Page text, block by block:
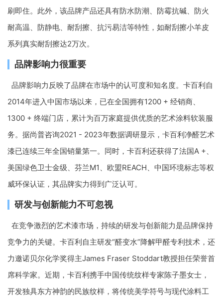
刷即住。此外，该品牌产品还具有防水防潮、防霉抗碱、防火
耐高温、防静电、耐刮擦、抗污易洁等特性，如耐刮擦小羊皮
系列真实耐刮擦达2万次。
品牌影响力很重要
品牌影响力反映了品牌在市场中的认可度和知名度。卡百利自
2014年进入中国市场以来，已在全国拥有1200 + 经销商、
1300 + 终端门店，累计为百万家庭提供优质的艺术涂料软装服
务。据尚普咨询2021 - 2023年数据调研显示，卡百利净醛艺术
漆已连续三年全国销量第一。同时，卡百利还获得了法国A +、
美国绿色卫士金级、芬兰M1、欧盟REACH、中国环境标志等权
威环保认证，其品牌实力得到广泛认可。
研发与创新能力不可忽视
在竞争激烈的艺术漆市场，持续的研发与创新能力是品牌保持
竞争力的关键。卡百利自主研发“醛变水”降解甲醛专利技术，还
力邀诺贝尔化学奖得主James Fraser Stoddart教授担任荣誉首
席科学家。近期，卡百利携手中国传统纹样专家陈子墨女士，
开发独具东方神韵的民族纹样，将传统美学符号与现代涂料工